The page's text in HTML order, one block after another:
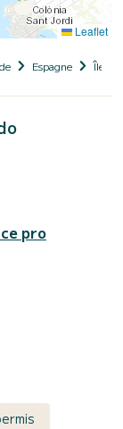
Leaflet
Espagne Îles
pro